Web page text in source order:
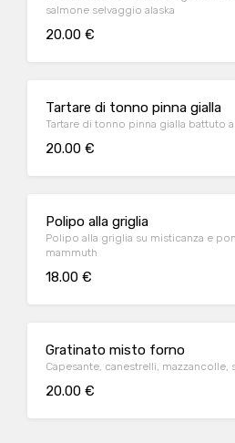
salmone selvaggio alaska
20.00 €
Tartare di tonno pinna gialla
Tartare di tonno
20.00 €
Polipo alla griglia
Polipo alla griglia su misticanza e
mammuth
18.00 €
Gratinato misto forno
Capesante, canestrelli, mazzancolle,
20.00 €